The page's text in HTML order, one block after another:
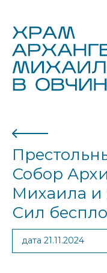
Собор
Михаила и
Сил
дата 21.11.2024